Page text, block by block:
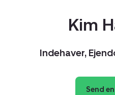
Kim
Indehaver,
Send